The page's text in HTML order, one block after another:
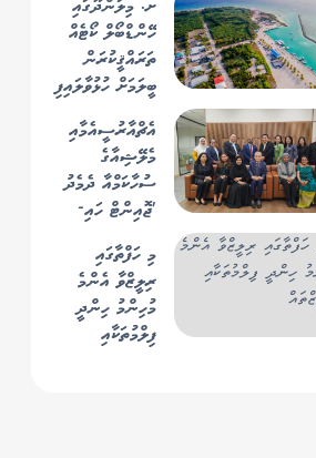
އެޗްއާރުސީއެމްގެ
އެސްޖީ
ބަލަހައްޓަވައިފި
ށ. މިލަންދޫގައި
ހޭންޑްބޯލް ކޯޓެއް
ތަރައްޤީކުރަން
ބީލަމަށް ހުޅުވާލައިފި
އެޗްއާރުސީއެމާއި
މެލޭޝިއާގެ
ސުހާކަމްއާ ދެމެދު
'ޖޮއިންޓް ހައި-
ބާއްވައިފި
މި ހަފްތާގައި
ރިލީޒްވާ އެންމެ
މުހިންމު ހިންދީ
ފިލްމުތަކާއި